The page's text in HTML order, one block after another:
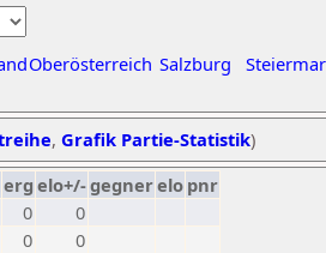
Oberösterreich Salzburg
, Grafik Partie-Statistik)
erg elo+/-gegnerelo pnr
0
0
0
0